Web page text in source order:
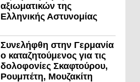
αξιωματικών της
Ελληνικής Αστυνομίας
Συνελήφθη στην Γερμανία
ο καταζητούμενος για τις
δολοφονίες Σκαφτούρου,
Ρουμπέτη, Μουζακίτη